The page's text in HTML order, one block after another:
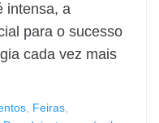
intensa, a
para o sucesso
cada vez mais
Feiras